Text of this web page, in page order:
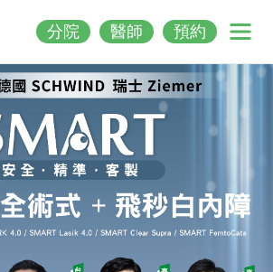
分院 醫師 預約